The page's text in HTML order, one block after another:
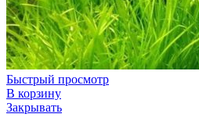
Быстрый просмотр
В корзину
Закрывать